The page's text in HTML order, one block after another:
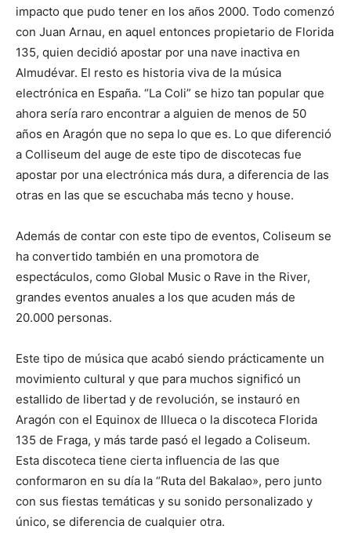
impacto que pudo tener en los años 2000. Todo comenzó
con Juan Arnau, en aquel entonces propietario de Florida
135, quien decidió apostar por una nave inactiva en
Almudévar. El resto es historia viva de la música
electrónica en España. “La Coli” se hizo tan popular que
ahora sería raro encontrar a alguien de menos de 50
años en Aragón que no sepa lo que es. Lo que diferenció
a Colliseum del auge de este tipo de discotecas fue
apostar por una electrónica más dura, a diferencia de las
otras en las que se escuchaba más tecno y house.
Además de contar con este tipo de eventos, Coliseum se
ha convertido también en una promotora de
espectáculos, como Global Music o Rave in the River,
grandes eventos anuales a los que acuden más de
20.000 personas.
Este tipo de música que acabó siendo prácticamente un
movimiento cultural y que para muchos significó un
estallido de libertad y de revolución, se instauró en
Aragón con el Equinox de Illueca o la discoteca Florida
135 de Fraga, y más tarde pasó el legado a Coliseum.
Esta discoteca tiene cierta influencia de las que
conformaron en su día la “Ruta del Bakalao», pero junto
con sus fiestas temáticas y su sonido personalizado y
único, se diferencia de cualquier otra.